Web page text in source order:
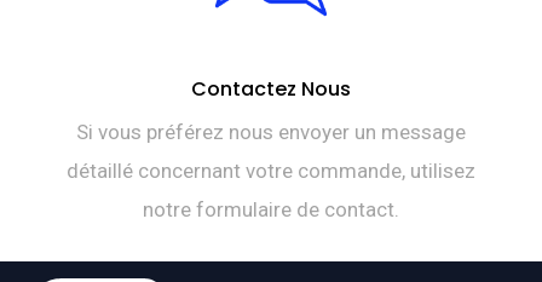
Contactez Nous
Si vous préférez nous envoyer un message
détaillé concernant votre commande, utilisez
notre formulaire de contact.